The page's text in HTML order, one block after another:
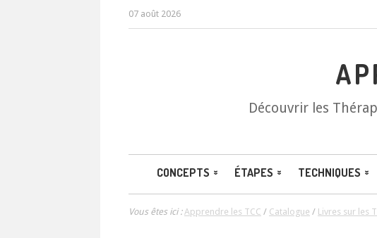
07 août 2026
Découvrir les
CONCEPTS ÉTAPES TECHNIQUES
Vous êtes ici :Apprendre les TCC / Catalogue / Livres sur les